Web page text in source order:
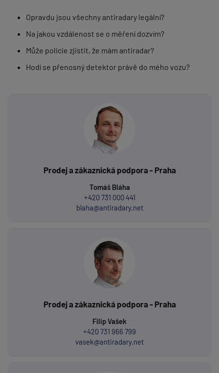
Opravdu jsou všechny antiradary legální?
Na jakou vzdálenost se o měření dozvím?
Může policie zjistit, že mám antiradar?
Hodí se přenosný detektor právě do mého vozu?
Prodej a zákaznická podpora - Praha
Tomáš Bláha
+420 731 000 441
blaha@antiradary.net
Prodej a zákaznická podpora - Praha
Filip Vašek
+420 731 966 799
vasek@antiradary.net